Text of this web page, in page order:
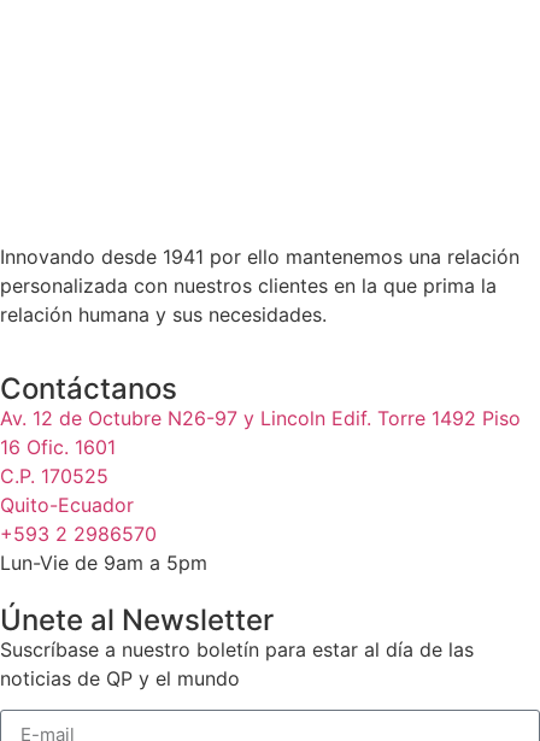
Innovando desde 1941 por ello mantenemos una relación
personalizada con nuestros clientes en la que prima la
relación humana y sus necesidades.
Contáctanos
Av. 12 de Octubre N26-97 y Lincoln Edif. Torre 1492 Piso
16 Ofic. 1601
C.P. 170525
Quito-Ecuador
+593 2 2986570
Lun-Vie de 9am a 5pm
Únete al Newsletter
Suscríbase a nuestro boletín para estar al día de las
noticias de QP y el mundo